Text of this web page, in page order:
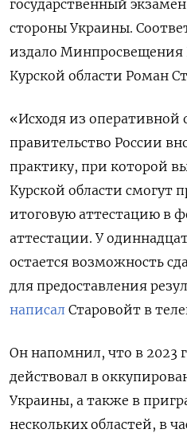
государственный
стороны Украины.
издало Минпросвещения
Курской области Роман
«Исходя из оперативной
правительство России
практику, при которой
Курской области смогут
итоговую аттестацию в
аттестации. У
остается возможность
для предоставления
написал Старовойт в
Он напомнил, что в 2023
действовал в
Украины, а также в
нескольких областей, в